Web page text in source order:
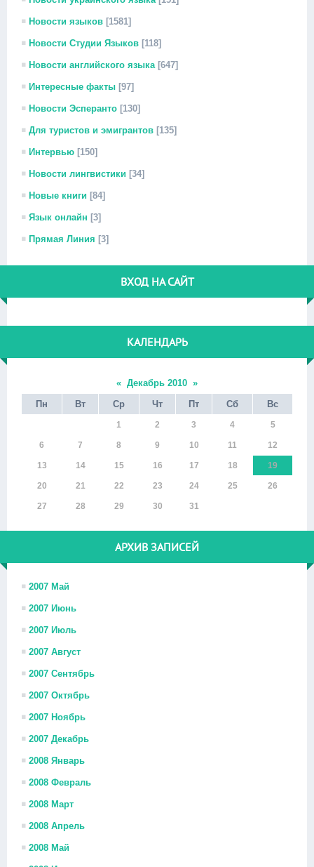
Новости языков [1581]
Новости Студии Языков [118]
Новости английского языка [647]
Интересные факты [97]
Новости Эсперанто [130]
Для туристов и эмигрантов [135]
Интервью [150]
Новости лингвистики [34]
Новые книги [84]
Язык онлайн [3]
Прямая Линия [3]
ВХОД НА САЙТ
КАЛЕНДАРЬ
« Декабрь 2010 »
Пн
Вт Ср Чт Пт Сб Вс
1 2 3 4 5
6 7 8 9 10 11 12
13 14 15 16 17 18 19
20 21 22 23 24 25 26
27 28 29 30 31
АРХИВ ЗАПИСЕЙ
2007 Май
2007 Июнь
2007 Июль
2007 Август
2007 Сентябрь
2007 Октябрь
2007 Ноябрь
2007 Декабрь
2008 Январь
2008 Февраль
2008 Март
2008 Апрель
2008 Май